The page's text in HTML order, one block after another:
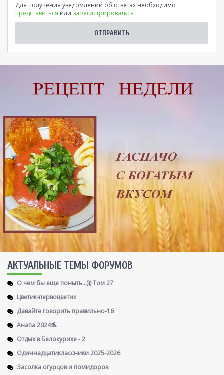
Для получения уведомлений об ответах необходимо
представиться или зарегистрироваться
AКТУАЛЬНЫЕ ТЕМЫ ФОРУМОВ
О чем бы еще поныть...))) Том 27
Цветик-первоцветик
Давайте говорить правильно-16
Анапа 2024🐬
Отдых в Белокурихе - 2
Одиннадцатиклассники 2025-2026
Засолка огурцов и помидоров